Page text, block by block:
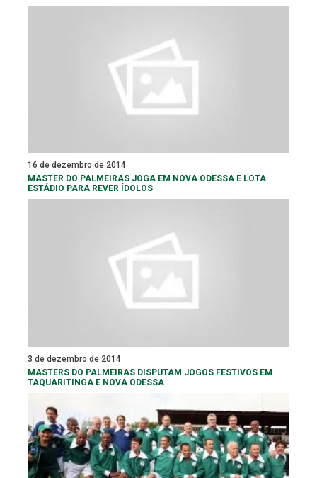
16 de dezembro de 2014
MASTER DO PALMEIRAS JOGA EM NOVA ODESSA E LOTA
ESTÁDIO PARA REVER ÍDOLOS
3 de dezembro de 2014
MASTERS DO PALMEIRAS DISPUTAM JOGOS FESTIVOS EM
TAQUARITINGA E NOVA ODESSA